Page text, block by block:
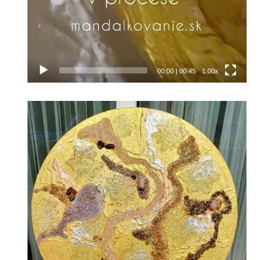
00:00 |00:45 1.00x